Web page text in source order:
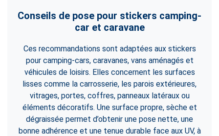
Conseils de pose pour stickers camping-
car et caravane
Ces recommandations sont adaptées aux stickers
pour camping-cars, caravanes, vans aménagés et
véhicules de loisirs. Elles concernent les surfaces
lisses comme la carrosserie, les parois extérieures,
vitrages, portes, coffres, panneaux latéraux ou
éléments décoratifs. Une surface propre, sèche et
dégraissée permet d’obtenir une pose nette, une
bonne adhérence et une tenue durable face aux UV, à